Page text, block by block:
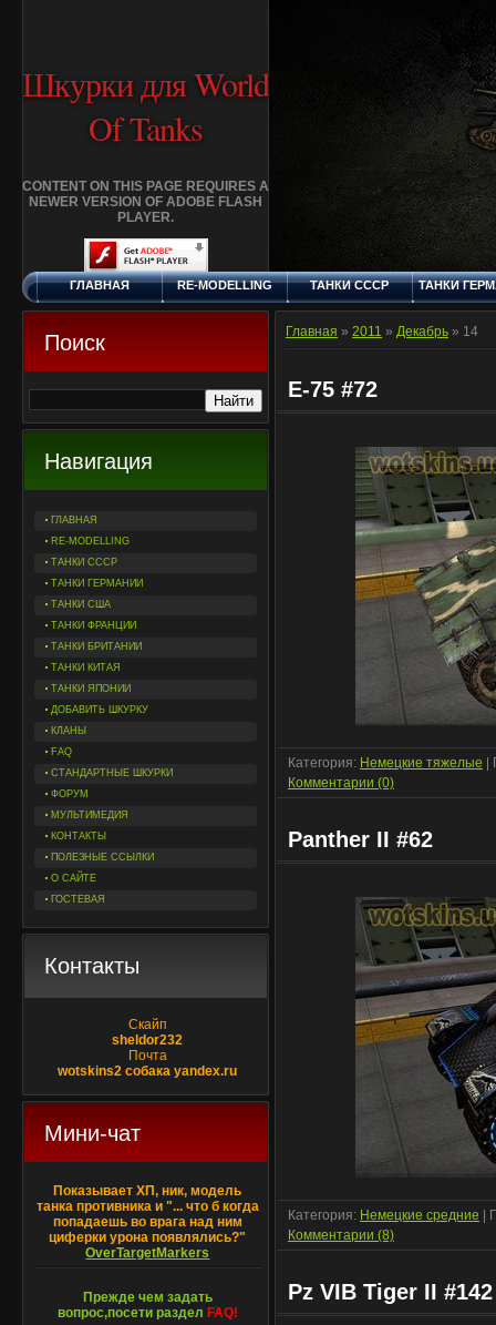
Шкурки для World
Of Tanks
CONTENT ON THIS PAGE REQUIRES A
NEWER VERSION OF ADOBE FLASH
PLAYER.
ЧЕТВЕРГ, 6.8.2026
ГЛАВНАЯ RE-MODELLING ТАНКИ СССР ТАНКИ
ДОБАВИТЬ
КЛАНЫ FAQ
Поиск
Навигация
ГЛАВНАЯ
RE-MODELLING
ТАНКИ СССР
ТАНКИ ГЕРМАНИИ
ТАНКИ США
ТАНКИ ФРАНЦИИ
ТАНКИ БРИТАНИИ
ТАНКИ КИТАЯ
ТАНКИ ЯПОНИИ
ДОБАВИТЬ ШКУРКУ
КЛАНЫ
FAQ
СТАНДАРТНЫЕ ШКУРКИ
ФОРУМ
МУЛЬТИМЕДИЯ
КОНТАКТЫ
ПОЛЕЗНЫЕ ССЫЛКИ
О САЙТЕ
ГОСТЕВАЯ
Контакты
Скайп
sheldor232
Почта
wotskins2 собака yandex.ru
Мини-чат
Показывает ХП, ник, модель
танка противника и "... что б когда
попадаешь во врага над ним
циферки урона появлялись?"
OverTargetMarkers
Прежде чем задать
вопрос,посети раздел FAQ!
Главная » 2011 » Декабрь » 14
E-75 #72
Категория: Немецкие тяжелые
Комментарии (0)
Panther II #62
Категория: Немецкие средние |
Комментарии (8)
Pz VIB Tiger II #142